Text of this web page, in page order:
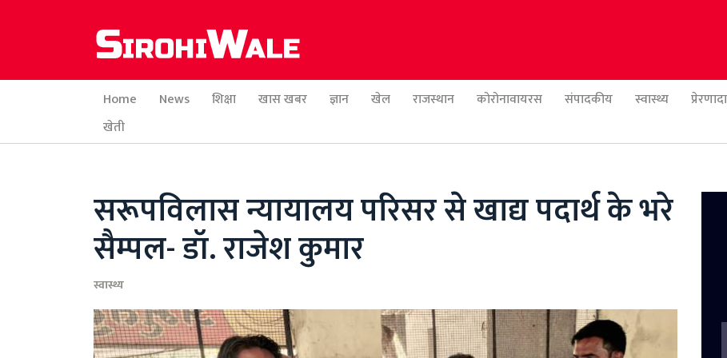
Home News शिक्षा खास खबर ज्ञान खेल राजस्थान कोरोनावायरस संपादकीय स्वास्थ्य
खेती
सरूपविलास न्यायालय परिसर से खाद्य पदार्थ के भरे
सैम्पल- डॉ. राजेश कुमार
स्वास्थ्य